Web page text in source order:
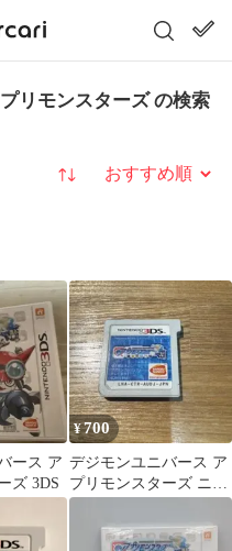
リモンスターズ の検索
並び替え
ース ア
ズ 3DS
¥700
デジモンユニバース ア
プリモンスターズ ニン
テンドー 3DS ソフトの